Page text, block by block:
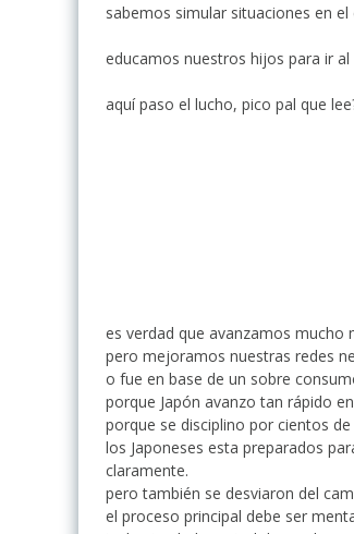
sabemos simular situaciones en
educamos nuestros hijos para ir al
aquí paso el lucho, pico pal que
es verdad que avanzamos
pero mejoramos nuestras redes
o fue en base de un sobre
porque Japón avanzo tan rápido
porque se disciplino por cientos
los Japoneses esta preparados
claramente.
pero también se desviaron del
el proceso principal debe ser